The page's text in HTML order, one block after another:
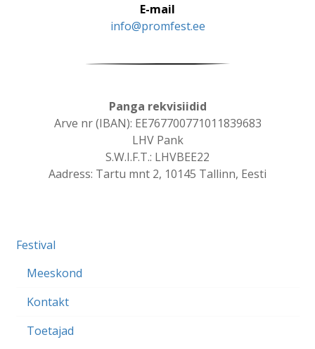
E-mail
info@promfest.ee
Panga rekvisiidid
Arve nr (IBAN): EE767700771011839683
LHV Pank
S.W.I.F.T.: LHVBEE22
Aadress: Tartu mnt 2, 10145 Tallinn, Eesti
Festival
Meeskond
Kontakt
Toetajad